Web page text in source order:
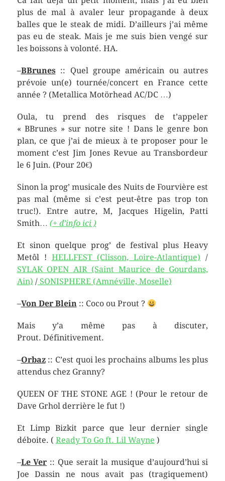
plus de mal à avaler leur propagande à deux
balles que le steak de midi. D’ailleurs j’ai même
pas eu de steak. Mais je me suis bien vengé sur
les boissons à volonté. HA.
–BBrunes:: Quel groupe américain ou autres
prévoie un(e) tournée/concert en France cette
année ? (Metallica Motörhead AC/DC …)
Oula, tu prend des risques de t’appeler
« BBrunes » sur notre site ! Dans le genre bon
plan, ce que j’ai de mieux à te proposer pour le
moment c’est Jim Jones Revue au Transbordeur
le 6 Juin. (Pour 20€)
Sinon la prog’ musicale des Nuits de Fourvière est
pas mal (même si c’est peut-être pas trop ton
truc!). Entre autre, M, Jacques Higelin, Patti
Smith… (+ d’info ici )
Et sinon quelque prog’ de festival plus Heavy
Metôl ! HELLFEST (Clisson, Loire-Atlantique) /
SYLAK OPEN AIR (Saint Maurice de Gourdans,
Ain) /SONISPHERE (Amnéville, Moselle)
–Von Der Blein:: Coco ou Prout ?
Mais y’a même pas à discuter,
Prout. Définitivement.
–Orbaz:: C’est quoi les prochains albums les plus
attendus chez Granny?
QUEEN OF THE STONE AGE ! (Pour le retour de
Dave Grhol derrière le fut !)
Et Limp Bizkit parce que leur dernier single
déboite. ( Ready To Go ft. Lil Wayne )
–Le Ver :: Que serait la musique d’aujourd’hui si
Joe Dassin ne nous avait pas (tragiquement)